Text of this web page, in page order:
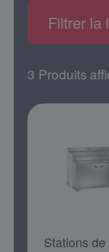
Filtrer la
3 Produits
Stations